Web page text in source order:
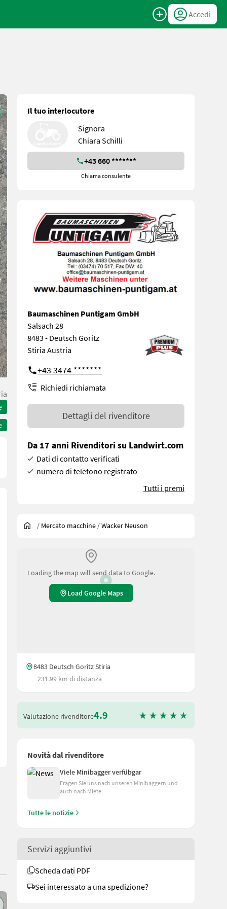
Accedi
GmbH Unser Spezialgebiet: Ankauf - Verkauf -
Il tuo interlocutore
Signora
Chiara Schilli
+43 660 *******
Chiama consulente
Baumaschinen Puntigam GmbH
Salsach 28
8483 - Deutsch Goritz
Stiria Austria
+43 3474 *******
Richiedi richiamata
Dettagli del rivenditore
Da 17 anni Rivenditori su Landwirt.com
Dati di contatto verificati
numero di telefono registrato
Tutti i premi
/ Mercato macchine /Wacker Neuson
Loading the map will send data to Google.
Load Google Maps
8483 Deutsch Goritz Stiria
231.99 km di distanza
Valutazione rivenditore4.9
Novità dal rivenditore
Viele Minibagger verfübgar
Fragen Sie uns nach unseren Minibaggern und
auch nach Miete
Tutte le notizie
Servizi aggiuntivi
Scheda dati PDF
Sei interessato a una spedizione?